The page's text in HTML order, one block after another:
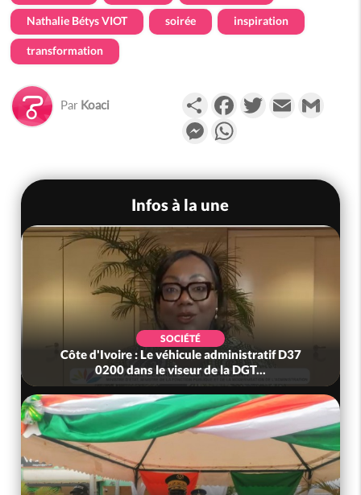
Nathalie Bétys VIOT soirée inspiration
transformation
Par Koaci PartagerFacebookTwitterEmail
Messenger
Infos à la une
SOCIÉTÉ
Côte d'Ivoire : Le véhicule administratif D37
0200 dans le viseur de la DGT...